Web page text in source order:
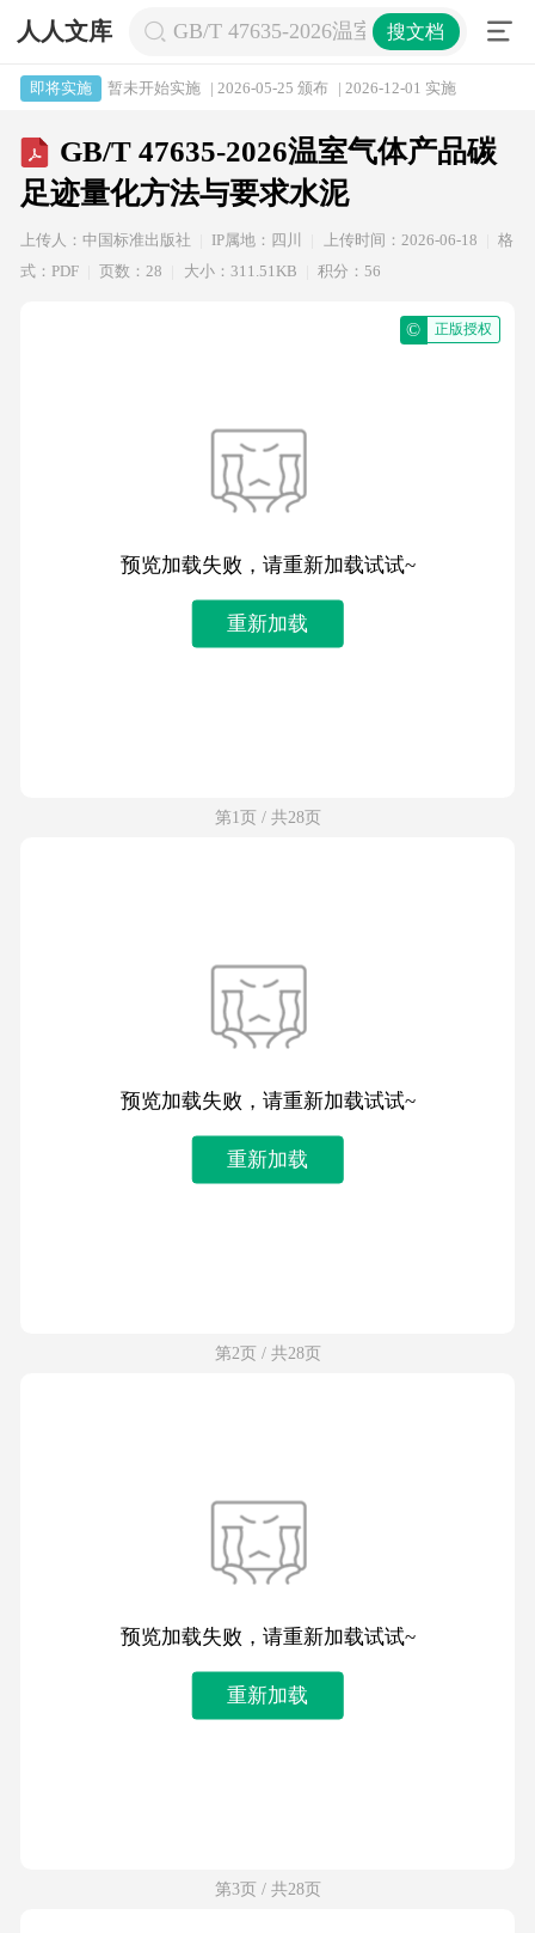
人人文库 GB/T 47635-2026温室气体产品碳足
搜文档
即将实施 暂未开始实施 | 2026-05-25 颁布 | 2026-12-01 实施
GB/T 47635-2026温室气体产品碳
足迹量化方法与要求水泥
上传人：中国标准出版社 IP属地：四川 上传时间：2026-06-18
格
式：PDF
页数：28 大小：311.51KB 积分：56
© 正版授权
预览加载失败，请重新加载试试~
重新加载
第1页 / 共28页
预览加载失败，请重新加载试试~
重新加载
第2页 / 共28页
预览加载失败，请重新加载试试~
重新加载
第3页 / 共28页